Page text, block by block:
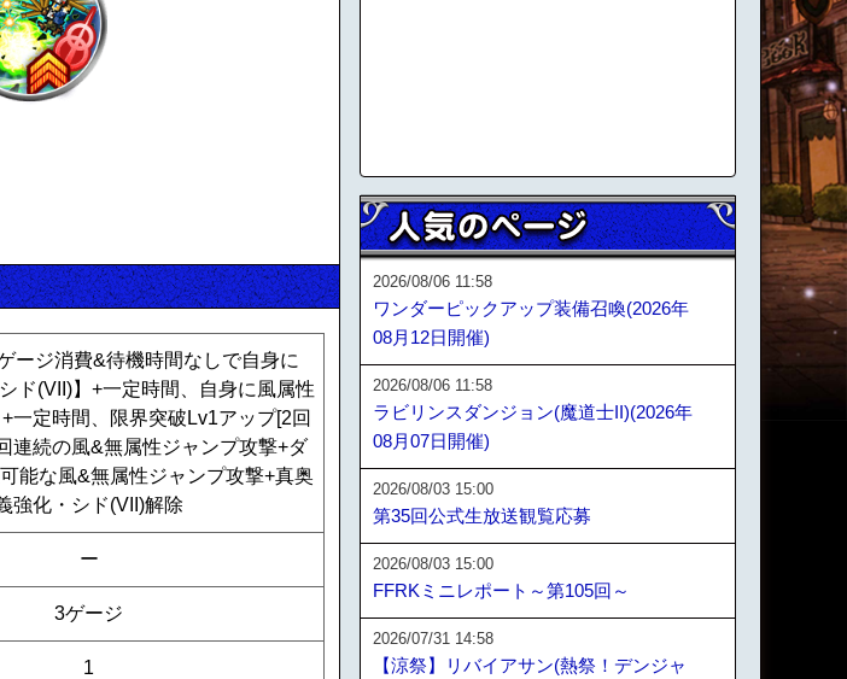
ージ消費&待機時間なしで自身に
ド(VII)】+一定時間、自身に風属性
一定時間、限界突破Lv1アップ[2回
連続の風&無属性ジャンプ攻撃+ダ
能な風&無属性ジャンプ攻撃+真奥
強化・シド(VII)解除
ー
3ゲージ
1
2026/08/06 11:58
ワンダーピックアップ装備召喚(2026年
08月12日開催)
2026/08/06 11:58
ラビリンスダンジョン(魔道士II)(2026年
08月07日開催)
2026/08/03 15:00
第35回公式生放送観覧応募
2026/08/03 15:00
FFRKミニレポート～第105回～
2026/07/31 14:58
【涼祭】リバイアサン(熱祭！デンジャ